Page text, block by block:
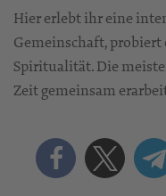
Hier erlebt ihr eine
Gemeinschaft, probiert
Spiritualität. Die
Zeit gemeinsam